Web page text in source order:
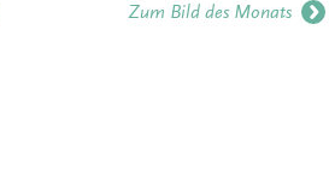
Zum Bild des Monats